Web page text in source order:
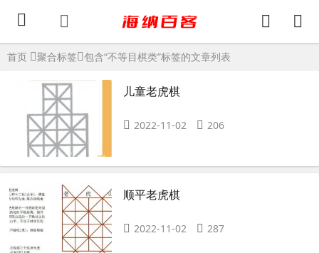
首页 聚合标签 包含“不等目棋类”标签的文章列表
儿童老虎棋
2022-11-02 206
顺平老虎棋
2022-11-02 287